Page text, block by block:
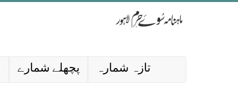
پچھلے شمارے تازہ شمارہ